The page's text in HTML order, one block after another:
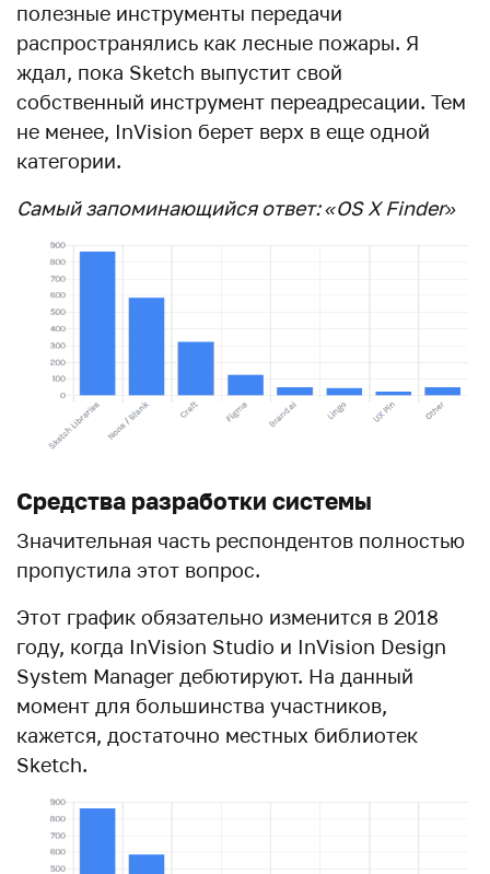
полезные инструменты передачи
распространялись как лесные пожары. Я
ждал, пока Sketch выпустит свой
собственный инструмент переадресации. Тем
не менее, InVision берет верх в еще одной
категории.
Самый запоминающийся ответ: «OS X Finder»
Средства разработки системы
Значительная часть респондентов полностью
пропустила этот вопрос.
Этот график обязательно изменится в 2018
году, когда InVision Studio и InVision Design
System Manager дебютируют. На данный
момент для большинства участников,
кажется, достаточно местных библиотек
Sketch.